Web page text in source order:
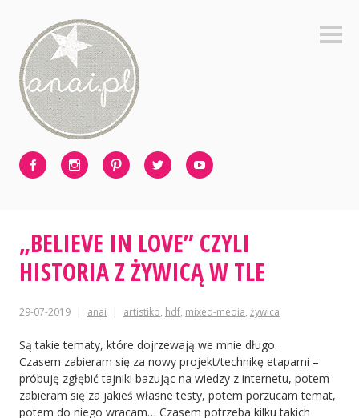
content
„BELIEVE IN LOVE” CZYLI
HISTORIA Z ŻYWICĄ W TLE
29-07-2019 anai artistiko, hdf, mixed-media, żywica
Są takie tematy, które dojrzewają we mnie długo.
Czasem zabieram się za nowy projekt/technikę etapami –
próbuję zgłębić tajniki bazując na wiedzy z internetu, potem
zabieram się za jakieś własne testy, potem porzucam temat,
potem do niego wracam… Czasem potrzeba kilku takich